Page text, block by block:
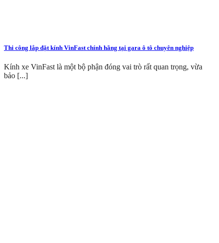
Thi công lắp đặt kính VinFast chính hãng tại gara ô tô chuyên nghiệp
Kính xe VinFast là một bộ phận đóng vai trò rất quan trọng, vừa
bảo [...]